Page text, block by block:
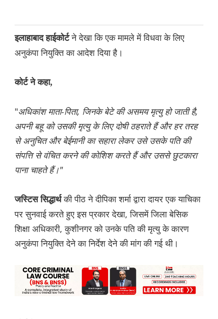
इलाहाबाद हाईकोर्टने देखा कि एक मामले में विधवा के लिए
अनुकंपा नियुक्ति का आदेश दिया है।
कोर्ट ने कहा,
"अधिकांश माता-पिता, जिनके बेटे की असमय मृत्यु हो जाती है,
अपनी बहू को उसकी मृत्यु के लिए दोषी ठहराते हैं और हर तरह
से अनुचित और बेईमानी का सहारा लेकर उसे उसके पति की
संपत्ति से वंचित करने की कोशिश करते हैं और उससे छुटकारा
पाना चाहते हैं।"
जस्टिस सिद्धार्थकी पीठ ने दीपिका शर्मा द्वारा दायर एक याचिका
पर सुनवाई करते हुए इस प्रकार देखा, जिसमें जिला बेसिक
शिक्षा अधिकारी, कुशीनगर को उनके पति की मृत्यु के कारण
अनुकंपा नियुक्ति देने का निर्देश देने की मांग की गई थी।